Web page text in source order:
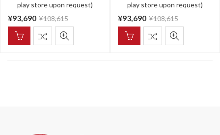
play store upon request)
¥93,690 ¥108,615
play store upon request)
¥93,690 ¥108,615